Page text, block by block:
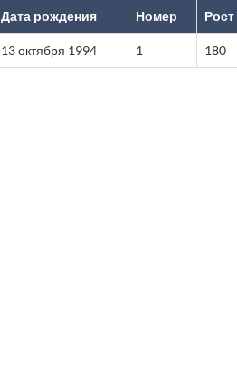
Дата рождения Номер Рост
13 октября 1994 1 180